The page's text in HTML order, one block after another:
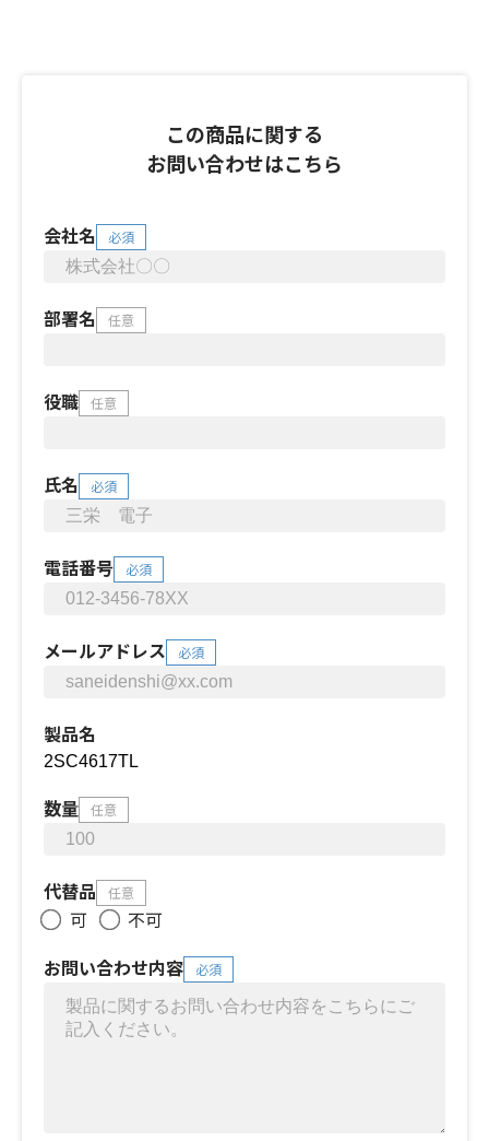
この商品に関する
お問い合わせはこちら
会社名 必須
部署名 任意
役職 任意
氏名 必須
電話番号 必須
メールアドレス 必須
製品名
数量 任意
代替品 任意
可
不可
お問い合わせ内容
必須